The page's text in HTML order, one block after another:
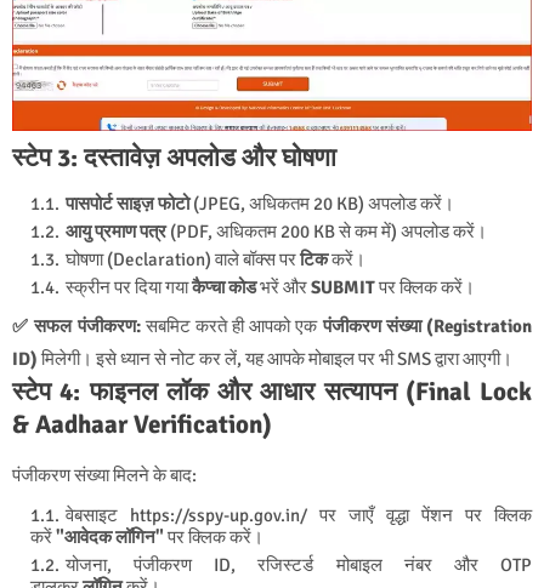
स्टेप 3: दस्तावेज़ अपलोड और घोषणा
पासपोर्ट साइज़ फोटो(JPEG, अधिकतम 20 KB) अपलोड करें।
आयु प्रमाण पत्र(PDF, अधिकतम 200 KB से कम में) अपलोड करें।
घोषणा (Declaration) वाले बॉक्स परटिककरें।
स्क्रीन पर दिया गयाकैप्चा कोडभरें औरSUBMITपर क्लिक करें।
✅ सफल पंजीकरण:सबमिट करते ही आपको एकपंजीकरण संख्या (Registration
ID)मिलेगी। इसे ध्यान से नोट कर लें, यह आपके मोबाइल पर भी SMS द्वारा आएगी।
स्टेप 4: फाइनल लॉक और आधार सत्यापन (Final Lock
& Aadhaar Verification)
पंजीकरण संख्या मिलने के बाद:
वेबसाइट https://sspy-up.gov.in/ पर जाएँ वृद्धा पेंशन पर क्लिक
करें"आवेदक लॉगिन"पर क्लिक करें।
योजना, पंजीकरण ID, रजिस्टर्ड मोबाइल नंबर और OTP